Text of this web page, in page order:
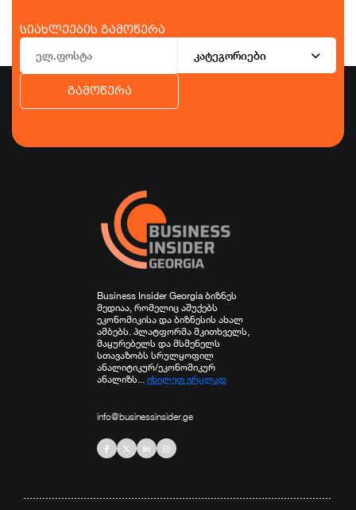
სიახლეების გამოწერა
კატეგორიები
გამოწერა
Business Insider Georgia ბიზნეს
მედიაა, რომელიც აშუქებს
ეკონომიკისა და ბიზნესის ახალ
ამბებს. პლატფორმა მკითხველს,
მაყურებელს და მსმენელს
სთავაზობს სრულყოფილ
ანალიტიკურ/ეკონომიკურ
ანალიზს... იხილეთ ვრცლად
info@businessinsider.ge